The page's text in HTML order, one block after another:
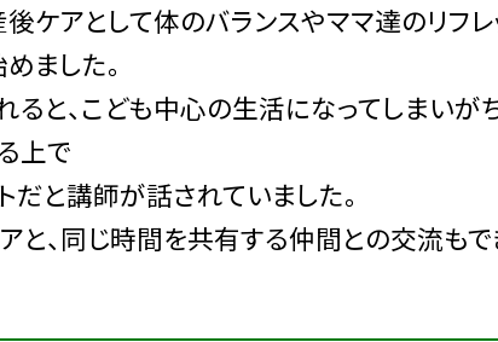
後ケアとして体のバランスやママ達のリフ
ました。
ると、こども中心の生活になってしまいが
上で
だと講師が話されていました。
と、同じ時間を共有する仲間との交流もで